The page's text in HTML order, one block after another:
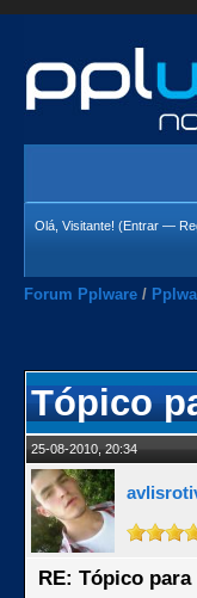
Olá, Visitante! (Entrar —
Forum Pplware /
Tópico
25-08-2010, 20:34
RE: Tópico